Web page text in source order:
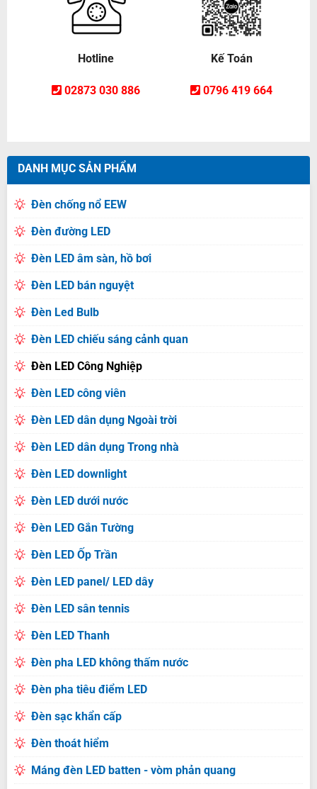
Hotline
02873 030 886
Kế Toán
0796 419 664
DANH MỤC SẢN PHẨM
Đèn chống nổ EEW
Đèn đường LED
Đèn LED âm sàn, hồ bơi
Đèn LED bán nguyệt
Đèn Led Bulb
Đèn LED chiếu sáng cảnh quan
Đèn LED Công Nghiệp
Đèn LED công viên
Đèn LED dân dụng Ngoài trời
Đèn LED dân dụng Trong nhà
Đèn LED downlight
Đèn LED dưới nước
Đèn LED Gắn Tường
Đèn LED Ốp Trần
Đèn LED panel/ LED dây
Đèn LED sân tennis
Đèn LED Thanh
Đèn pha LED không thấm nước
Đèn pha tiêu điểm LED
Đèn sạc khẩn cấp
Đèn thoát hiểm
Máng đèn LED batten - vòm phản quang